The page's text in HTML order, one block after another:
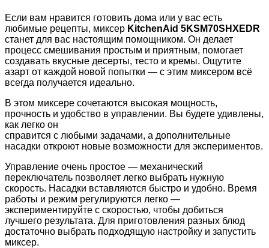
Если вам нравится готовить дома или у вас есть
любимые рецепты, миксер KitchenAid 5KSM70SHXEDR
станет для вас настоящим помощником. Он делает
процесс смешивания простым и приятным, помогает
создавать вкусные десерты, тесто и кремы. Ощутите
азарт от каждой новой попытки — с этим миксером всё
всегда получается идеально.
В этом миксере сочетаются высокая мощность,
прочность и удобство в управлении. Вы будете удивлены,
как легко он
справится с любыми задачами, а дополнительные
насадки откроют новые возможности для экспериментов.
Управление очень простое — механический
переключатель позволяет легко выбрать нужную
скорость. Насадки вставляются быстро и удобно. Время
работы и режим регулируются легко —
экспериментируйте с скоростью, чтобы добиться
лучшего результата. Для приготовления разных блюд
достаточно выбрать подходящую настройку и запустить
миксер.